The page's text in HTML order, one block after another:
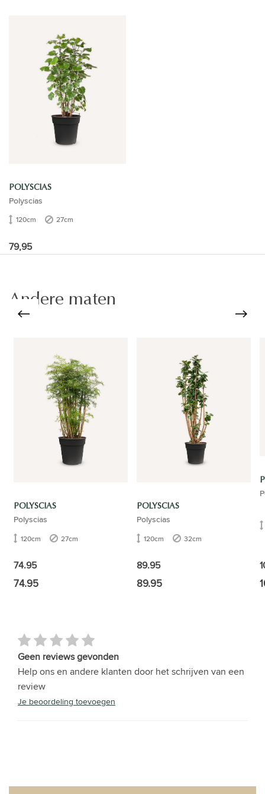
POLYSCIAS
Polyscias
120cm 27cm
79,95
Andere maten
POLYSCIAS
Polyscias
120cm 27cm
74.95
74.95
POLYSCIAS
Polyscias
120cm 32cm
89.95
89.95
Geen reviews gevonden
Help ons en andere klanten door het schrijven van een
review
Je beoordeling toevoegen